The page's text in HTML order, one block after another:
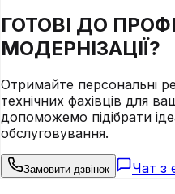
ГОТОВІ ДО
МОДЕРНІЗАЦІЇ?
Отримайте персональні
технічних фахівців для
допоможемо підібрати
обслуговування.
Замовити дзвінок Чат з